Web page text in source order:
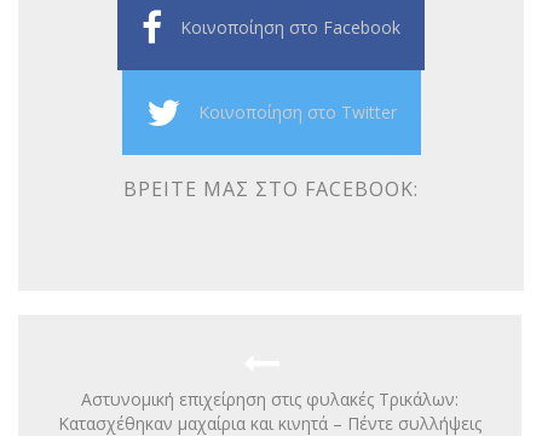
Κοινοποίηση στο Facebook
Κοινοποίηση στο Twitter
ΒΡΕΊΤΕ ΜΑΣ ΣΤΟ FACEBOOK:
Αστυνομική επιχείρηση στις φυλακές Τρικάλων:
Κατασχέθηκαν μαχαίρια και κινητά – Πέντε συλλήψεις